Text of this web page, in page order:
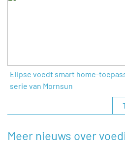
Elipse voedt smart home-
serie van Mornsun
Meer nieuws over